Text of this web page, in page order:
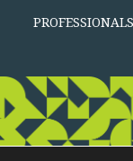
PROFESSIONALS